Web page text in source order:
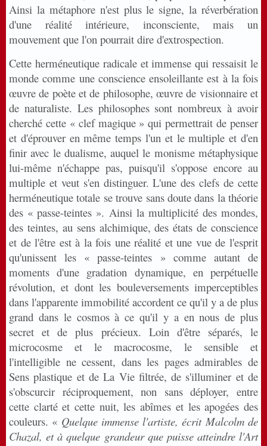
Ainsi la métaphore n'est plus le signe, la réverbération
d'une réalité intérieure, inconsciente, mais un
mouvement que l'on pourrait dire d'extrospection.
Cette herméneutique radicale et immense qui ressaisit le
monde comme une conscience ensoleillante est à la fois
œuvre de poète et de philosophe, œuvre de visionnaire et
de naturaliste. Les philosophes sont nombreux à avoir
cherché cette « clef magique » qui permettrait de penser
et d'éprouver en même temps l'un et le multiple et d'en
finir avec le dualisme, auquel le monisme métaphysique
lui-même n'échappe pas, puisqu'il s'oppose encore au
multiple et veut s'en distinguer. L'une des clefs de cette
herméneutique totale se trouve sans doute dans la théorie
des « passe-teintes ». Ainsi la multiplicité des mondes,
des teintes, au sens alchimique, des états de conscience
et de l'être est à la fois une réalité et une vue de l'esprit
qu'unissent les « passe-teintes » comme autant de
moments d'une gradation dynamique, en perpétuelle
révolution, et dont les bouleversements imperceptibles
dans l'apparente immobilité accordent ce qu'il y a de plus
grand dans le cosmos à ce qu'il y a en nous de plus
secret et de plus précieux. Loin d'être séparés, le
microcosme et le macrocosme, le sensible et
l'intelligible ne cessent, dans les pages admirables de
Sens plastique et de La Vie filtrée, de s'illuminer et de
s'obscurcir réciproquement, non sans déployer, entre
cette clarté et cette nuit, les abîmes et les apogées des
couleurs. « Quelque immense l'artiste, écrit Malcolm de
Chazal, et à quelque grandeur que puisse atteindre l'Art